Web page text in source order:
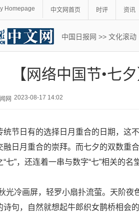
Homepage 中文网首页 时评 资讯
中国日报网 >> 文化滚动
【网络中国节•七
网 2023-08-17 14:02
统节日有的选择日月重合的日期，这
融日月重合的崇拜。而七夕的双数重
七”，还连着一串与数字“七”相关的名
光冷画屏，轻罗小扇扑流萤。天阶夜
诗句，自然就想起牛郎织女鹊桥相会